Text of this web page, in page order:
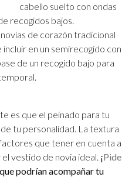
cabello suelto con ondas
recogidos bajos.
de corazón tradicional
en un semirecogido con
de un recogido bajo para
es que el peinado para tu
tu personalidad. La textura
que tener en cuenta a
vestido de novia ideal. ¡Pide
podrían acompañar tu